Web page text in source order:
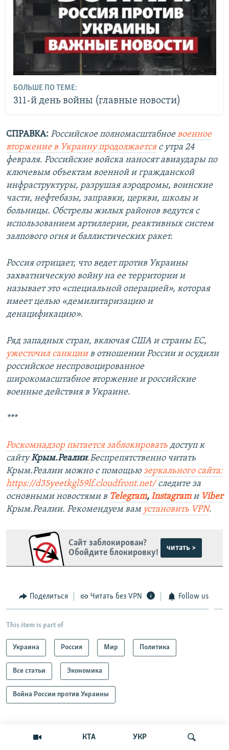
КТА УКР
БОЛЬШЕ ПО ТЕМЕ:
311-й день войны (главные новости)
СПРАВКА: Российское полномасштабноевоенное
вторжение в Украину продолжаетсяс утра 24
февраля. Российские войска наносят авиаудары по
ключевым объектам военной и гражданской
инфраструктуры, разрушая аэродромы, воинские
части, нефтебазы, заправки, церкви, школы и
больницы. Обстрелы жилых районов ведутся с
использованием артиллерии, реактивных систем
залпового огня и баллистических ракет.
Россия отрицает, что ведет против Украины
захватническую войну на ее территории и
называет это «специальной операцией», которая
имеет целью «демилитаризацию и
денацификацию».
Ряд западных стран, включая США и страны ЕС,
ужесточил санкциив отношении России и осудили
российское неспровоцированное
широкомасштабное вторжение и российские
военные действия в Украине.
***
Роскомнадзор пытается заблокировать доступ к
сайтуКрым.Реалии.Беспрепятственно читать
Крым.Реалии можно с помощью зеркального сайта:
https://d35yeetkgl59lf.cloudfront.net/ следите за
основными новостями в Telegram, Instagramи Viber
Крым.Реалии. Рекомендуем вам установить VPN.
Сайт заблокирован?
Обойдите блокировку!
читать >
Поделиться Читать без VPN Follow us
This item is part of
Украина Россия Мир Политика
Все статьи Экономика
Война России против Украины
ПО ТЕМЕ